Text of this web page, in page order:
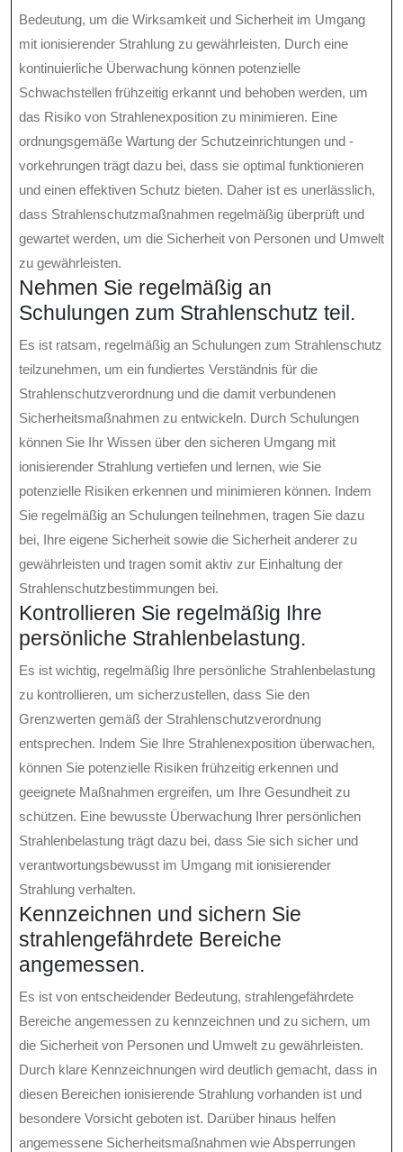
Bedeutung, um die Wirksamkeit und Sicherheit im Umgang
mit ionisierender Strahlung zu gewährleisten. Durch eine
kontinuierliche Überwachung können potenzielle
Schwachstellen frühzeitig erkannt und behoben werden, um
das Risiko von Strahlenexposition zu minimieren. Eine
ordnungsgemäße Wartung der Schutzeinrichtungen und -
vorkehrungen trägt dazu bei, dass sie optimal funktionieren
und einen effektiven Schutz bieten. Daher ist es unerlässlich,
dass Strahlenschutzmaßnahmen regelmäßig überprüft und
gewartet werden, um die Sicherheit von Personen und Umwelt
zu gewährleisten.
Nehmen Sie regelmäßig an
Schulungen zum Strahlenschutz teil.
Es ist ratsam, regelmäßig an Schulungen zum Strahlenschutz
teilzunehmen, um ein fundiertes Verständnis für die
Strahlenschutzverordnung und die damit verbundenen
Sicherheitsmaßnahmen zu entwickeln. Durch Schulungen
können Sie Ihr Wissen über den sicheren Umgang mit
ionisierender Strahlung vertiefen und lernen, wie Sie
potenzielle Risiken erkennen und minimieren können. Indem
Sie regelmäßig an Schulungen teilnehmen, tragen Sie dazu
bei, Ihre eigene Sicherheit sowie die Sicherheit anderer zu
gewährleisten und tragen somit aktiv zur Einhaltung der
Strahlenschutzbestimmungen bei.
Kontrollieren Sie regelmäßig Ihre
persönliche Strahlenbelastung.
Es ist wichtig, regelmäßig Ihre persönliche Strahlenbelastung
zu kontrollieren, um sicherzustellen, dass Sie den
Grenzwerten gemäß der Strahlenschutzverordnung
entsprechen. Indem Sie Ihre Strahlenexposition überwachen,
können Sie potenzielle Risiken frühzeitig erkennen und
geeignete Maßnahmen ergreifen, um Ihre Gesundheit zu
schützen. Eine bewusste Überwachung Ihrer persönlichen
Strahlenbelastung trägt dazu bei, dass Sie sich sicher und
verantwortungsbewusst im Umgang mit ionisierender
Strahlung verhalten.
Kennzeichnen und sichern Sie
strahlengefährdete Bereiche
angemessen.
Es ist von entscheidender Bedeutung, strahlengefährdete
Bereiche angemessen zu kennzeichnen und zu sichern, um
die Sicherheit von Personen und Umwelt zu gewährleisten.
Durch klare Kennzeichnungen wird deutlich gemacht, dass in
diesen Bereichen ionisierende Strahlung vorhanden ist und
besondere Vorsicht geboten ist. Darüber hinaus helfen
angemessene Sicherheitsmaßnahmen wie Absperrungen